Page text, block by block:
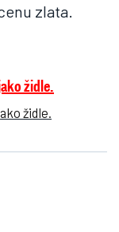
zlata.
židle.